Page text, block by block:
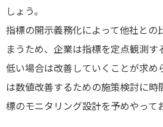
しょう。
指標の開示義務化によって他社との
まうため、企業は指標を定点観測
低い場合は改善していくことが求め
は数値改善するための施策検討に
標のモニタリング設計を予めやって